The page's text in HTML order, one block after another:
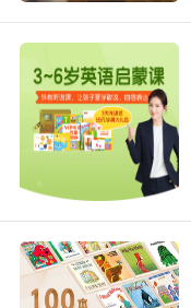
Uu ：[ju:]
Vv： [vi:]
Ww： [′d∧blju:]
Yy ：[wai]